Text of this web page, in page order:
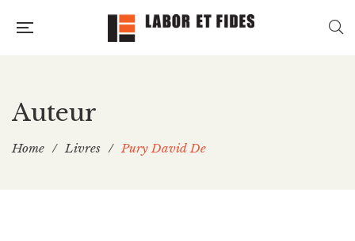
Auteur
Home / Livres / Pury David De